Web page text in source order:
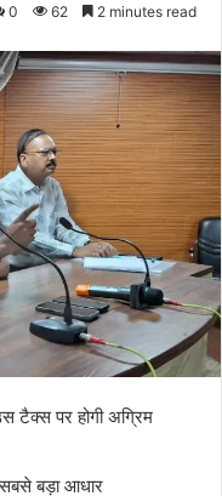
0 62 2 minutes read
टैक्स पर होगी अग्रिम
बड़ा आधार